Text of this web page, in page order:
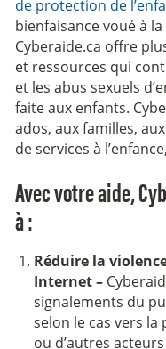
de protection de
bienfaisance voué à
Cyberaide.ca offre
et ressources qui
et les abus sexuels
faite aux enfants.
ados, aux familles,
de services à
Avec votre aide,
à :
Réduire la
Internet –
signalements du
selon le cas vers la
ou d’autres